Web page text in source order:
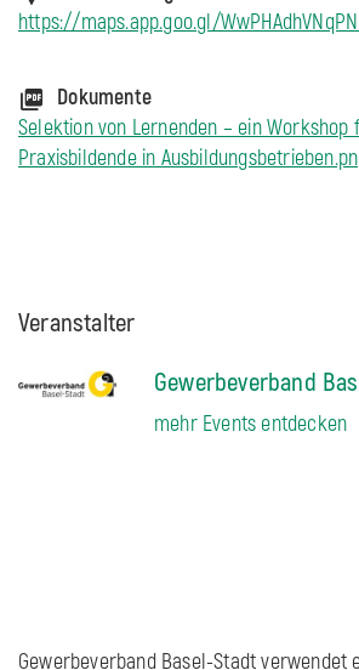
https://maps.app.goo.gl/
Dokumente
Selektion von Lernenden – ein Workshop
Praxisbildende in
Veranstalter
Gewerbeverband
mehr Events entdecken
Gewerbeverband Basel-Stadt verwendet